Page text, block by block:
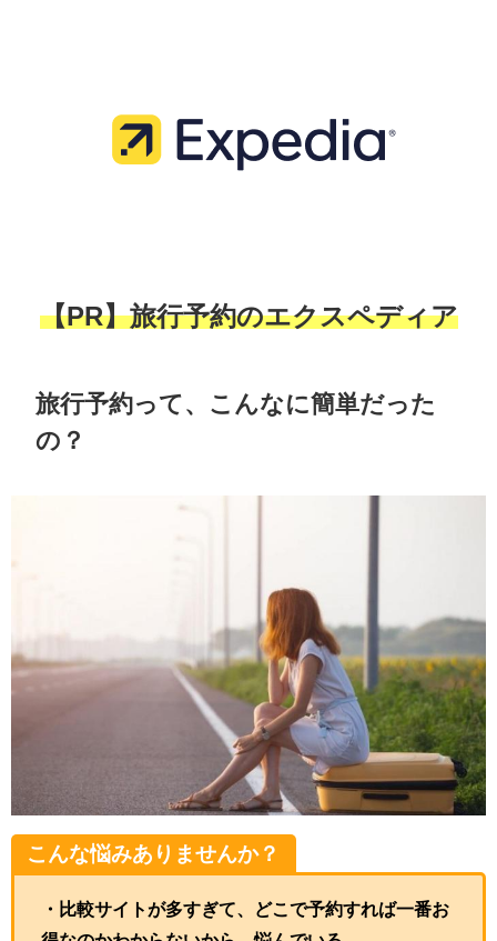
【PR】旅行予約のエクスペディア
旅行予約って、こんなに簡単だった
の？
こんな悩みありませんか？
・比較サイトが多すぎて、どこで予約すれば一番お